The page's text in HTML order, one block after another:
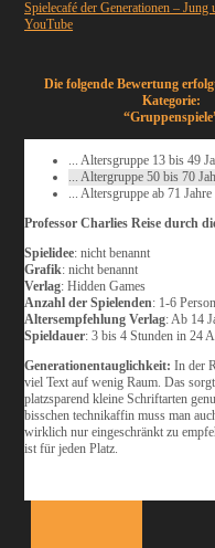
Spielecafé der Generationen –
YouTube
Die folgende Bewertung
Kategorie:
... Altersgruppe 13 bis 49
... Altergruppe 50 bis 70
... Altersgruppe ab 71 Jahre
Professor Charlies Reise durch
Spielidee: nicht benannt
Grafik: nicht benannt
Verlag: Hidden Games
Anzahl der Spielenden: 1-6
Altersempfehlung Verlag: Ab 14
Spieldauer: 3 bis 4 Stunden in 24
Generationentauglichkeit:In der
viel Text auf wenig Raum. Das
platzsparend kleine Schriftarten
bisschen technikaffin muss man
wirklich nur eingeschränkt zu
ist für jeden Platz.